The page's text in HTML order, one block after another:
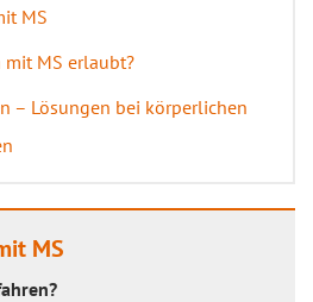
MS
mit MS erlaubt?
– Lösungen bei körperlichen
MS